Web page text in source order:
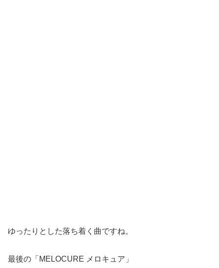
ゆったりとした落ち着く曲ですね。
最後の「MELOCURE メロキュア」